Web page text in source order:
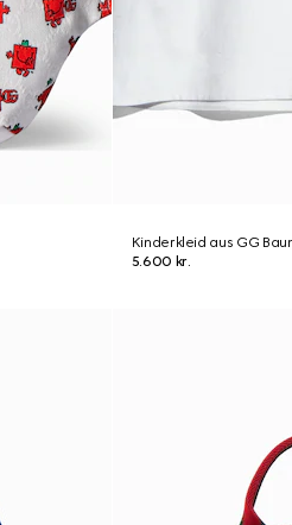
Kinderkleid aus GG
5.600 kr.